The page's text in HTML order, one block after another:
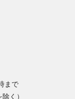
まで
く）